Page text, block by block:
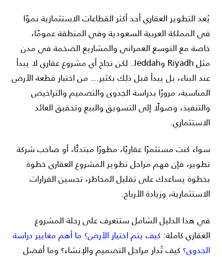
يُعد التطوير العقاري أحد أكثر القطاعات الاستثمارية نموًا
في المملكة العربية السعودية وفي المنطقة عمومًا،
خاصة مع التوسع العمراني والمشاريع الضخمة في مدن
مثل Riyadh وJeddah. لكن نجاح أي مشروع عقاري لا يبدأ
عند البناء، بل يبدأ قبل ذلك بكثير… من اختيار قطعة الأرض
المناسبة، مرورًا بدراسة الجدوى والتصميم والتراخيص
والتنفيذ، وصولًا إلى التسويق والبيع وتحقيق العائد
الاستثماري.
سواء كنت مستثمرًا عقاريًا، مطورًا مبتدئًا، أو صاحب شركة
تطوير، فإن فهم مراحل تطوير المشروع العقاري خطوة
بخطوة يساعدك على تقليل المخاطر، تحسين القرارات
الاستثمارية، وزيادة الأرباح.
في هذا الدليل الشامل ستتعرف على رحلة المشروع
العقاري كاملة: كيف يتم اختيار الأرض؟ ما أهم معايير دراسة
الجدوى؟ كيف تُدار مراحل التصميم والإنشاء؟ وما أفضل